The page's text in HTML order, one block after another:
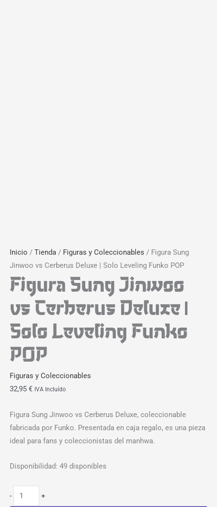
Inicio / Tienda / Figuras y Coleccionables / Figura Sung
Jinwoo vs Cerberus Deluxe | Solo Leveling Funko POP
Figura Sung Jinwoo
vs Cerberus Deluxe |
Solo Leveling Funko
POP
Figuras y Coleccionables
32,95 € IVA Incluído
Figura Sung Jinwoo vs Cerberus Deluxe, coleccionable
fabricada por Funko. Presentada en caja regalo, es una pieza
ideal para fans y coleccionistas del manhwa.
Disponibilidad: 49 disponibles
- +